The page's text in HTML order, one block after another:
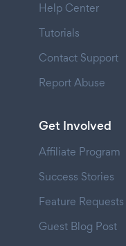
Help Center
Tutorials
Contact Support
Report Abuse
Get Involved
Affiliate Program
Success Stories
Feature Requests
Guest Blog Post